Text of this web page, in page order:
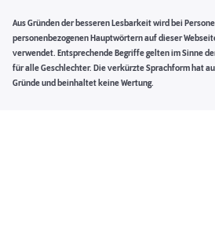
Aus Gründen der besseren Lesbarkeit wird bei
personenbezogenen Hauptwörtern auf dieser
verwendet. Entsprechende Begriffe gelten im Sinne
für alle Geschlechter. Die verkürzte Sprachform hat
Gründe und beinhaltet keine Wertung.